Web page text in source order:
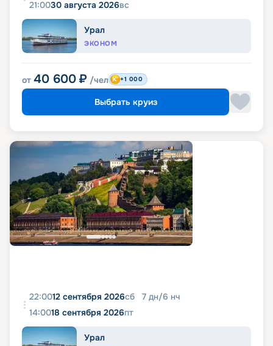
21:0030 августа 2026вс
Урал
ЭКОНОМ
от 40 600 ₽ /чел +1 000
Выбрать круиз
22:0012 сентября 2026сб 7 дн/6 нч
14:0018 сентября 2026пт
Урал